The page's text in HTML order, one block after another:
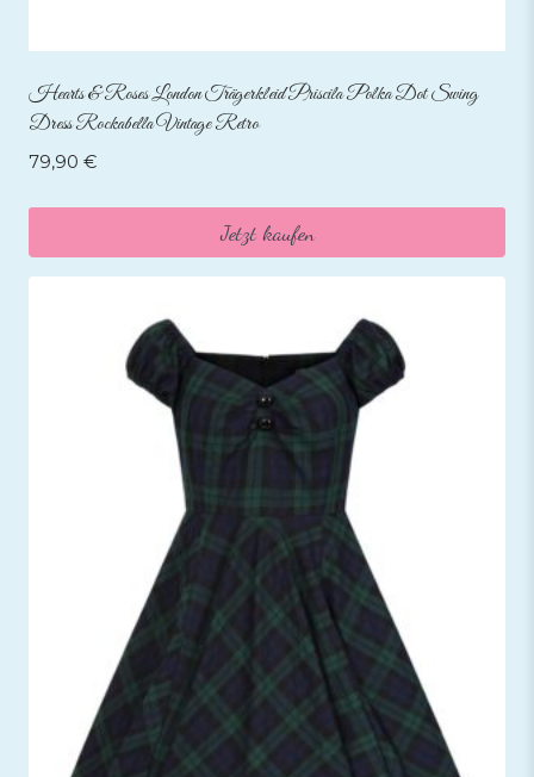
Hearts & Roses London Trägerkleid Priscila Polka Dot Swing
Dress Rockabella Vintage Retro
79,90 €
Jetzt kaufen